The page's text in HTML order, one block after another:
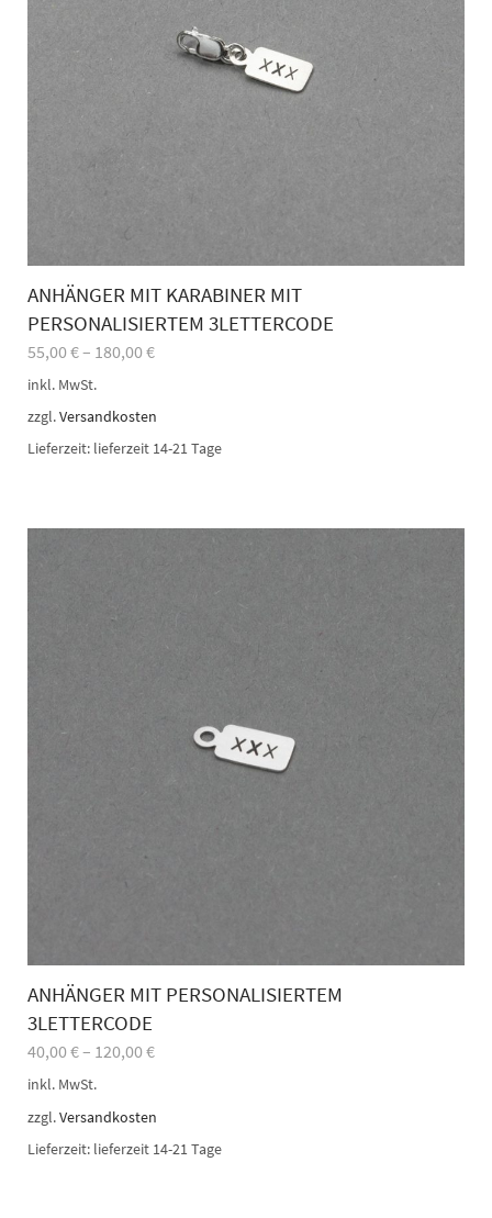
ANHÄNGER MIT KARABINER MIT
PERSONALISIERTEM 3LETTERCODE
55,00 €– 180,00 €
inkl. MwSt.
zzgl.Versandkosten
Lieferzeit: lieferzeit 14-21 Tage
ANHÄNGER MIT PERSONALISIERTEM
3LETTERCODE
40,00 €– 120,00 €
inkl. MwSt.
zzgl.Versandkosten
Lieferzeit: lieferzeit 14-21 Tage